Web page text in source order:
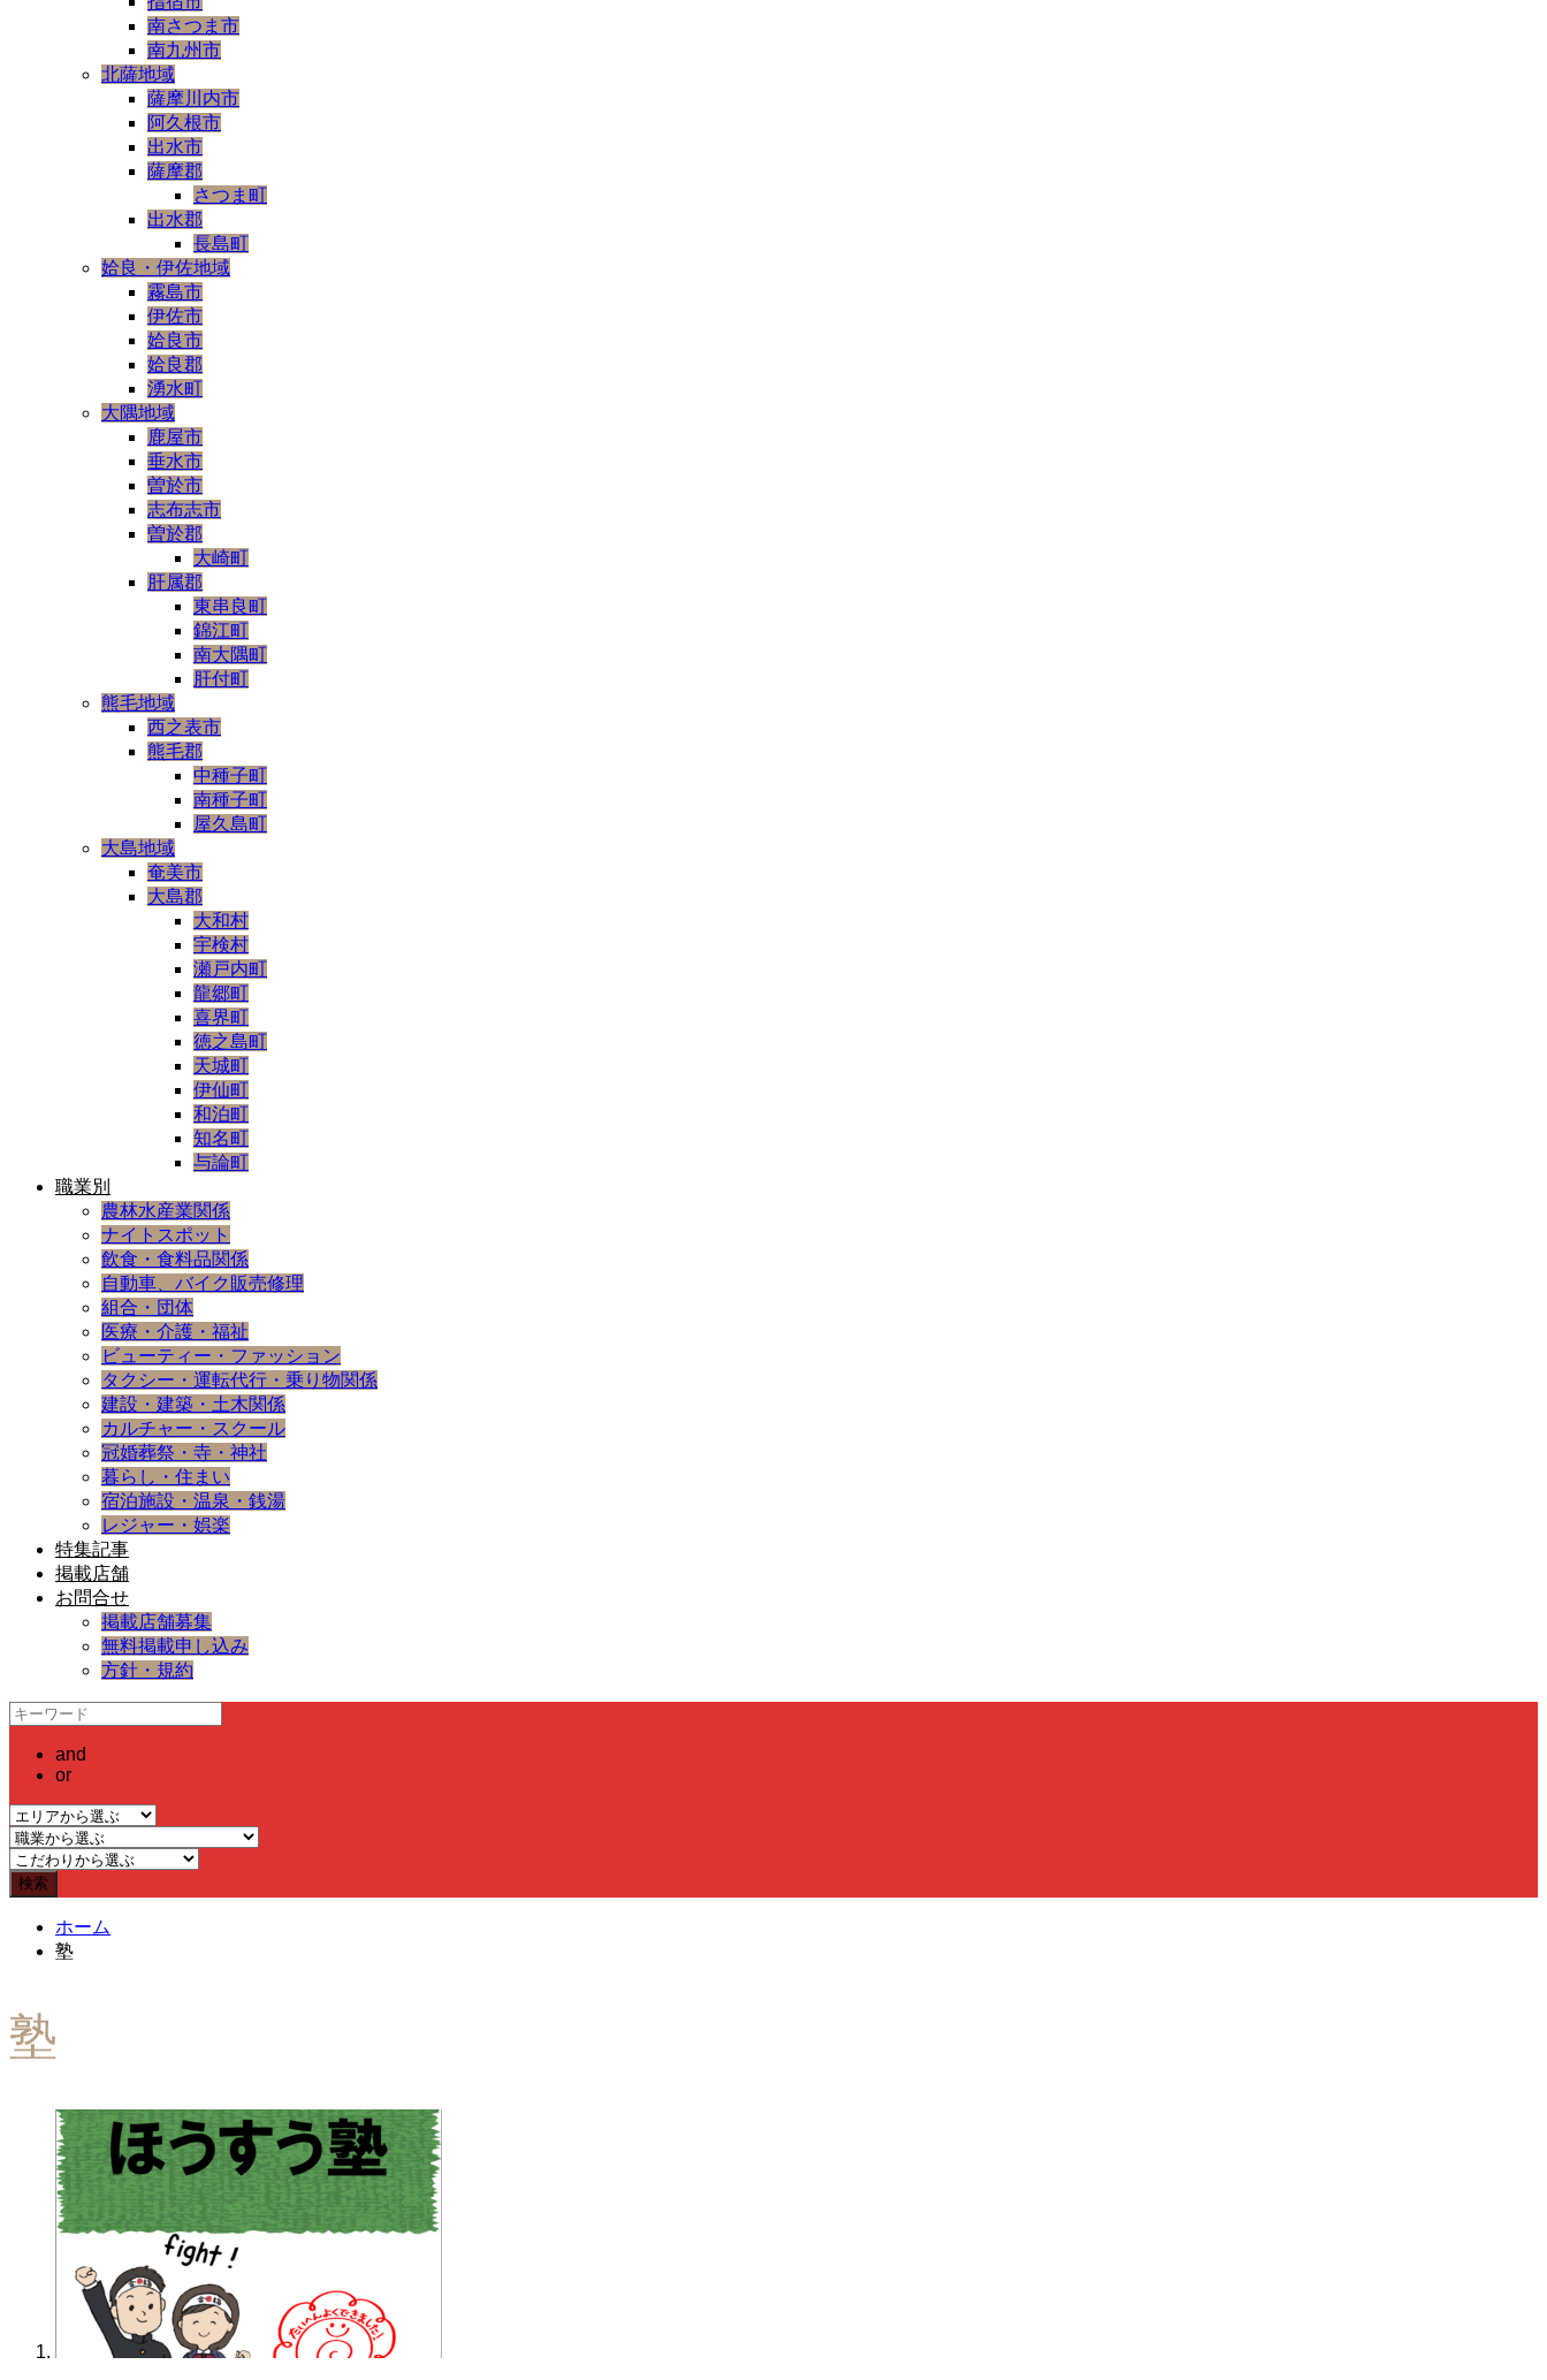
南さつま市
南九州市
北薩地域
薩摩川内市
阿久根市
出水市
薩摩郡
さつま町
出水郡
長島町
姶良・伊佐地域
霧島市
伊佐市
姶良市
姶良郡
湧水町
大隅地域
鹿屋市
垂水市
曽於市
志布志市
曽於郡
大崎町
肝属郡
東串良町
錦江町
南大隅町
肝付町
熊毛地域
西之表市
熊毛郡
中種子町
南種子町
屋久島町
大島地域
奄美市
大島郡
大和村
宇検村
瀬戸内町
龍郷町
喜界町
徳之島町
天城町
伊仙町
和泊町
知名町
与論町
職業別
農林水産業関係
ナイトスポット
飲食・食料品関係
自動車、バイク販売修理
組合・団体
医療・介護・福祉
ビューティー・ファッション
タクシー・運転代行・乗り物関係
建設・建築・土木関係
カルチャー・スクール
冠婚葬祭・寺・神社
暮らし・住まい
宿泊施設・温泉・銭湯
レジャー・娯楽
特集記事
掲載店舗
お問合せ
掲載店舗募集
無料掲載申し込み
方針・規約
and
or
ホーム
塾
塾